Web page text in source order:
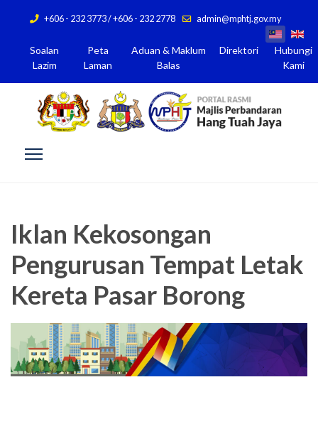
+606 - 232 3773 / +606 - 232 2778 admin@mphtj.gov.my
Soalan
Lazim
Peta
Laman
Aduan & Maklum
Balas
Direktori
Hubungi
Kami
Iklan Kekosongan
Pengurusan Tempat Letak
Kereta Pasar Borong